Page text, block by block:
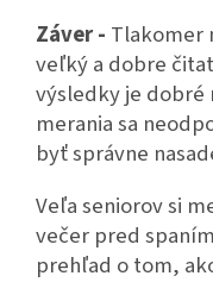
Záver - Tlakomer
veľký a dobre
výsledky je dobré
merania sa
byť správne
Veľa seniorov si
večer pred
prehľad o tom,